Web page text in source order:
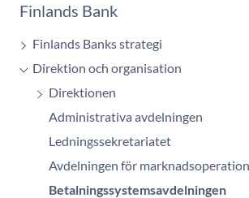
Finlands Bank
Finlands Banks strategi
Direktion och organisation
Direktionen
Administrativa avdelningen
Ledningssekretariatet
Avdelningen för
Betalningssystemsavdelningen